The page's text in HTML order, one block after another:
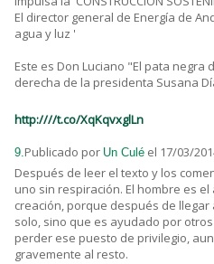
El director general de Energía de
agua y luz '
Este es Don Luciano "El pata
derecha de la presidenta Susana
http:////t.co/XqKqvxglLn
9.Publicado por Un Culé el 17/03/
Después de leer el texto y los
uno sin respiración. El hombre es
creación, porque después de
solo, sino que es ayudado por
perder ese puesto de privilegio,
gravemente al resto.